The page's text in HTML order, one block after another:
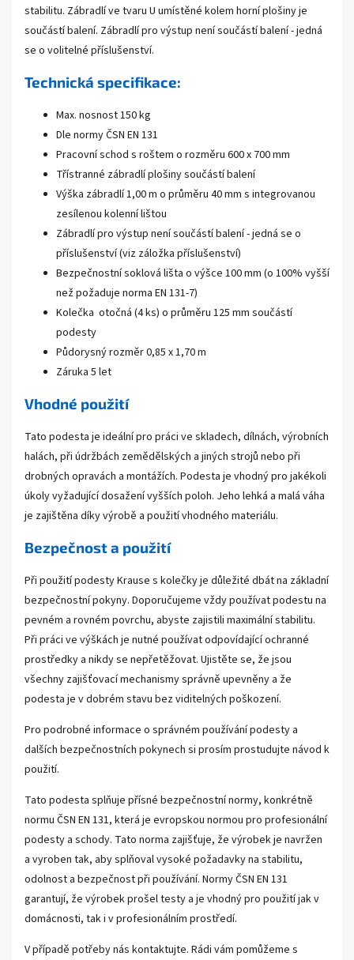
stabilitu. Zábradlí ve tvaru U umístěné kolem horní plošiny je
součástí balení. Zábradlí pro výstup není součástí balení - jedná
se o volitelné příslušenství.
Technická specifikace:
Max. nosnost 150 kg
Dle normy ČSN EN 131
Pracovní schod s roštem o rozměru 600 x 700 mm
Třístranné zábradlí plošiny součástí balení
Výška zábradlí 1,00 m o průměru 40 mm s integrovanou
zesílenou kolenní lištou
Zábradlí pro výstup není součástí balení - jedná se o
příslušenství (viz záložka příslušenství)
Bezpečnostní soklová lišta o výšce 100 mm (o 100% vyšší
než požaduje norma EN 131-7)
Kolečka otočná (4 ks) o průměru 125 mm součástí
podesty
Půdorysný rozměr 0,85 x 1,70 m
Záruka 5 let
Vhodné použití
Tato podesta je ideální pro práci ve skladech, dílnách, výrobních
halách, při údržbách zemědělských a jiných strojů nebo při
drobných opravách a montážích. Podesta je vhodný pro jakékoli
úkoly vyžadující dosažení vyšších poloh. Jeho lehká a malá váha
je zajištěna díky výrobě a použití vhodného materiálu.
Bezpečnost a použití
Při použití podesty Krause s kolečky je důležité dbát na základní
bezpečnostní pokyny. Doporučujeme vždy používat podestu na
pevném a rovném povrchu, abyste zajistili maximální stabilitu.
Při práci ve výškách je nutné používat odpovídající ochranné
prostředky a nikdy se nepřetěžovat. Ujistěte se, že jsou
všechny zajišťovací mechanismy správně upevněny a že
podesta je v dobrém stavu bez viditelných poškození.
Pro podrobné informace o správném používání podesty a
dalších bezpečnostních pokynech si prosím prostudujte návod k
použití.
Tato podesta splňuje přísné bezpečnostní normy, konkrétně
normu ČSN EN 131, která je evropskou normou pro profesionální
podesty a schody. Tato norma zajišťuje, že výrobek je navržen
a vyroben tak, aby splňoval vysoké požadavky na stabilitu,
odolnost a bezpečnost při používání. Normy ČSN EN 131
garantují, že výrobek prošel testy a je vhodný pro použití jak v
domácnosti, tak i v profesionálním prostředí.
V případě potřeby nás kontaktujte. Rádi vám pomůžeme s